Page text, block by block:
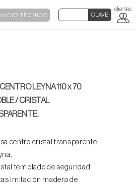
TÉCNICO
LEYNA 110 x 70
/ CRISTAL
centro cristal transparente
templado de seguridad.
imitación madera de